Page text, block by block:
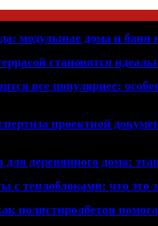
модульные дома и бани
становятся
все популярнее:
проектной
деревянного дома:
с теплоблоками: что
полистиролбетон